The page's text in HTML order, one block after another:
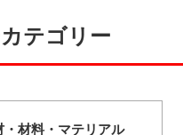
テゴリー
材料・ マテリアル